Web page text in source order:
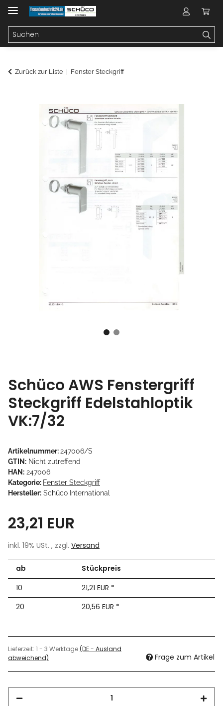
Zurück zur Liste Fenster Steckgriff
Schüco AWS Fenstergriff
Steckgriff Edelstahloptik
VK:7/32
Artikelnummer:247006/S
GTIN: Nicht zutreffend
HAN: 247006
Kategorie: Fenster Steckgriff
Hersteller: Schüco International
23,21 EUR
inkl. 19% USt. , zzgl. Versand
ab
Stückpreis
10
21,21 EUR *
20
20,56 EUR *
Lieferzeit: 1 - 3 Werktage(DE - Ausland
abweichend)
Frage zum Artikel